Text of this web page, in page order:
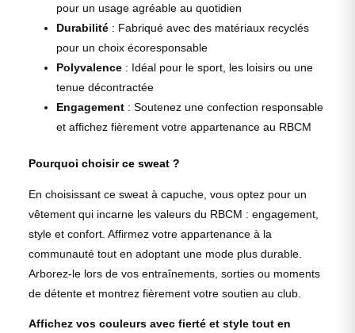
pour un usage agréable au quotidien
Durabilité : Fabriqué avec des matériaux recyclés
pour un choix écoresponsable
Polyvalence : Idéal pour le sport, les loisirs ou une
tenue décontractée
Engagement : Soutenez une confection responsable
et affichez fièrement votre appartenance au RBCM
Pourquoi choisir ce sweat ?
En choisissant ce sweat à capuche, vous optez pour un
vêtement qui incarne les valeurs du RBCM : engagement,
style et confort. Affirmez votre appartenance à la
communauté tout en adoptant une mode plus durable.
Arborez-le lors de vos entraînements, sorties ou moments
de détente et montrez fièrement votre soutien au club.
Affichez vos couleurs avec fierté et style tout en